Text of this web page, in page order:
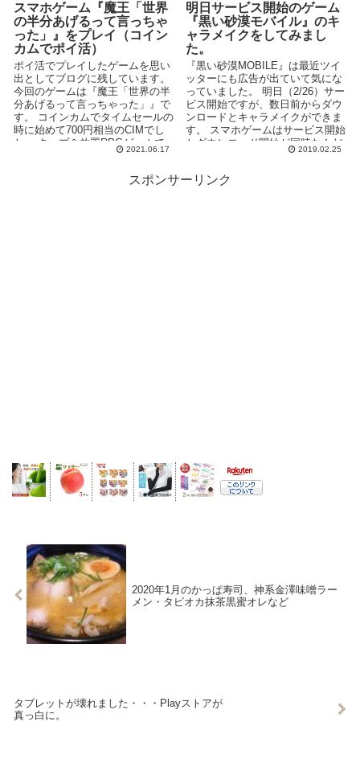
スマホゲーム『魔王「世界
の半分あげるって言っちゃ
った」』をプレイ（コイン
カムでポイ活）
ポイ活でプレイしたゲームを思い
出としてブログに残しています。
今回のゲームは『魔王「世界の半
分あげるって言っちゃった」』で
す。 コインカムでタイムセールの
時に始めて700円相当のCIMでし
た。 タップ＆放置RPGゲームで
2021.06.17
明日サービス開始のゲーム
『黒い砂漠モバイル』のキ
ャラメイクをしてみまし
た。
『黒い砂漠MOBILE』は最近ツイ
ッターにも広告が出ていて気にな
っていました。 明日（2/26）サー
ビス開始ですが、数日前からダウ
ンロードとキャラメイクができま
す。 スマホゲームはサービス開始
とダウンロード開始が同時なんだ
2019.02.25
スポンサーリンク
2020年1月のかっぱ寿司、神系金澤味噌ラー
メン・タピオカ抹茶黒蜜オレなど
タブレットが壊れました・・・Playストアが
真っ白に。